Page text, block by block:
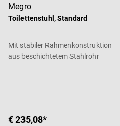
Megro
Toilettenstuhl, Standard
Mit stabiler Rahmenkonstruktion
aus beschichtetem Stahlrohr
€ 235,08*